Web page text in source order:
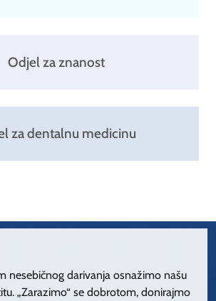
Odjel za znanost
za dentalnu medicinu
nesebičnog darivanja osnažimo našu
„Zarazimo“ se dobrotom, donirajmo